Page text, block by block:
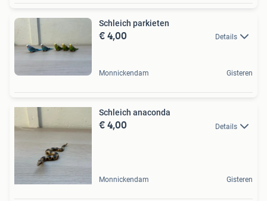
Schleich parkieten
€ 4,00 Details
Monnickendam Gisteren
Schleich anaconda
€ 4,00 Details
Monnickendam Gisteren